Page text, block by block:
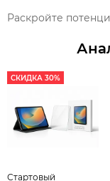
Раскройте
СКИДКА 30%
Стартовый